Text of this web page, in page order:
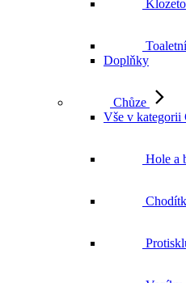
Doplňky
Chůze
Vše v kategorii
Hole a